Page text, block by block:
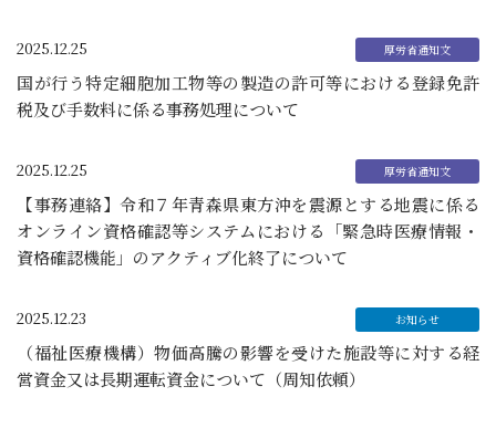
2025.12.25
国が行う特定細胞加工物等の製造の許可等における登録免許
税及び手数料に係る事務処理について
2025.12.25
【事務連絡】令和７年青森県東方沖を震源とする地震に係る
オンライン資格確認等システムにおける「緊急時医療情報・
資格確認機能」のアクティブ化終了について
2025.12.23
（福祉医療機構）物価高騰の影響を受けた施設等に対する経
営資金又は長期運転資金について（周知依頼）